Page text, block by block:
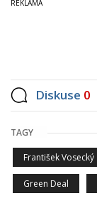
Diskuse 0
TAGY
František Vosecký
Green Deal